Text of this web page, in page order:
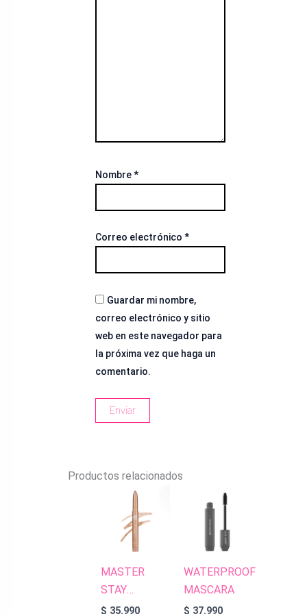
Nombre*
Correo electrónico *
Guardar mi nombre,
correo electrónico y sitio
web en este navegador para
la próxima vez que haga un
comentario.
Productos relacionados
MASTER
STAY
EYESHADOW
$ 35.990
WATERPROOF
MASCARA
$ 37.990